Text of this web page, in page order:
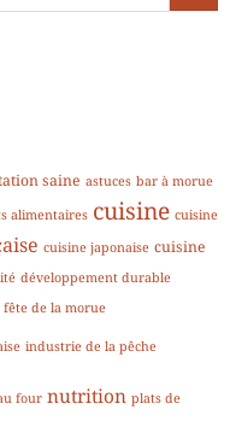
saine astuces bar à morue
alimentaires cuisine cuisine
cuisine japonaise cuisine
développement durable
fête de la morue
industrie de la pêche
four nutrition plats de